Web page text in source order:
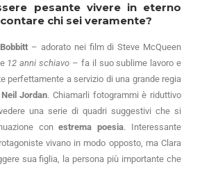
pesante vivere in eterno
chi sei veramente?
– adorato nei film di Steve McQueen
e 12 anni schiavo – fa il suo sublime lavoro e
perfettamente a servizio di una grande regia
Neil Jordan. Chiamarli fotogrammi è riduttivo
una serie di quadri suggestivi che si
conestrema poesia. Interessante
vivano in modo opposto, ma Clara
sua figlia, la persona più importante che